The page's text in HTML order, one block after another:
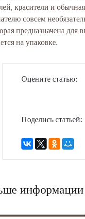
красители и
совсем
предназначена для
на упаковке.
Оцените статью:
Поделись статьей: